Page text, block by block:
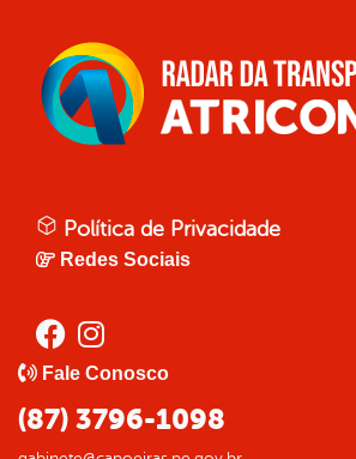
Política de Privacidade
Redes Sociais
Fale Conosco
(87) 3796-1098